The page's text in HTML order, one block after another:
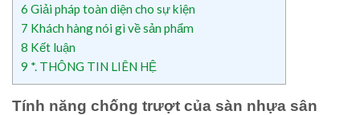
6 Giải pháp toàn diện cho sự kiện
7 Khách hàng nói gì về sản phẩm
8 Kết luận
9 *. THÔNG TIN LIÊN HỆ
Tính năng chống trượt của sàn nhựa sân